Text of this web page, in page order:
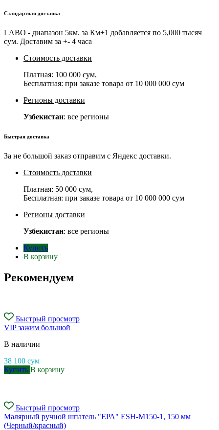
Стандартная доставка
LABO - диапазон 5км. за Км+1 добавляется по 5,000 тысяч
сум. Доставим за +- 4 часа
Стоимость доставки
Платная: 100 000 сум,
Бесплатная: при заказе товара от 10 000 000 сум
Регионы доставки
Узбекистан: все регионы
Быстрая доставка
За не большой заказ отправим с Яндекс доставки.
Стоимость доставки
Платная: 50 000 сум,
Бесплатная: при заказе товара от 10 000 000 сум
Регионы доставки
Узбекистан: все регионы
Купить
В корзину
Рекомендуем
Быстрый просмотр
VIP зажим большой
В наличии
38 100 сум
Купить В корзину
Быстрый просмотр
Малярный ручной шпатель "ЕРА" ESH-M150-1, 150 мм
(Черный/красный)